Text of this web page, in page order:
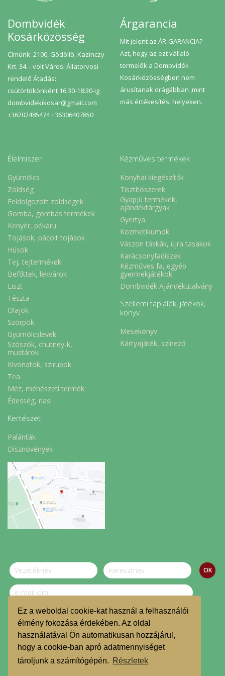
Ez a weboldal cookie-kat használ a felhasználói
élmény fokozása érdekében. Az oldal
használatával Ön automatikusan hozzájárul,
hogy a cookie-ban apró adatmennyiséget
tároljunk a számítógépén. Részletek
Dombvidék
Kosárközösség
Címünk: 2100, Gödöllő, Kazinczy
Krt. 34. - volt Városi Állatorvosi
rendelő Átadás:
csütörtökönként 16:30-18:30-ig
dombvidekikosar@gmail.com
+36202485474 +36306407850
Árgarancia
Mit jelent az ÁR-GARANCIA? –
Azt, hogy az ezt vállaló
termelők a Dombvidék
Kosárközösségben nem
árusítanak drágábban ,mint
más értékesítési helyeken.
Élelmiszer
Gyümölcs
Zöldség
Feldolgozott zöldségek
Gomba, gombás termékek
Kenyér, pékáru
Tojások, pácolt tojások
Húsok
Tej, tejtermékek
Befőttek, lekvárok
Liszt
Tészta
Olajok
Szörpök
Gyümölcslevek
Szószók, chutney-k,
mustárok
Kivonatok, szirupok
Tea
Méz, méhészeti termék
Édesség, nasi
Kertészet
Palánták
Dísznövények
Kézműves termékek
Konyhai kiegészítők
Tisztítószerek
Gyapjú termékek,
ajándéktárgyak
Gyertya
Kozmetikumok
Vászon táskák, újra tasakok
Karácsonyfadíszek
Kézműves fa, egyéb
gyermekjátékok
Dombvidék Ajándékutalvány
Szellemi táplálék, játékok,
könyv...
Mesekönyv
Kártyajáték, színező
Szeretnék feliratkozni a hírlevélre.
© Dombvidék Kosárközösség 2019.
TMR